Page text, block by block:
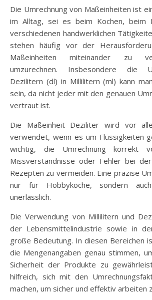
Die Umrechnung von Maßeinheiten ist ein wichtiger Aspekt
im Alltag, sei es beim Kochen, beim
verschiedenen handwerklichen
stehen häufig vor der
Maßeinheiten miteinander zu
umzurechnen. Insbesondere die
Dezilitern (dl) in Millilitern (ml) kann
sein, da nicht jeder mit den genauen
vertraut ist.
Die Maßeinheit Deziliter wird vor
verwendet, wenn es um Flüssigkeiten
wichtig, die Umrechnung korrekt
Missverständnisse oder Fehler bei
Rezepten zu vermeiden. Eine präzise
nur für Hobbyköche, sondern
unerlässlich.
Die Verwendung von Millilitern und
der Lebensmittelindustrie sowie in
große Bedeutung. In diesen Bereichen
die Mengenangaben genau stimmen,
Sicherheit der Produkte zu
hilfreich, sich mit den
machen, um sicher und effektiv arbeiten